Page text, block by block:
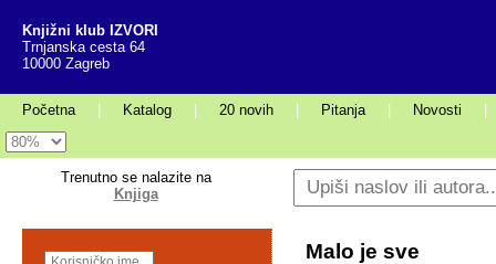
Knjižni klub IZVORI
Trnjanska cesta 64
10000 Zagreb
Početna Katalog 20 novih Pitanja Novosti
Trenutno se nalazite na
Knjiga
Malo je sve